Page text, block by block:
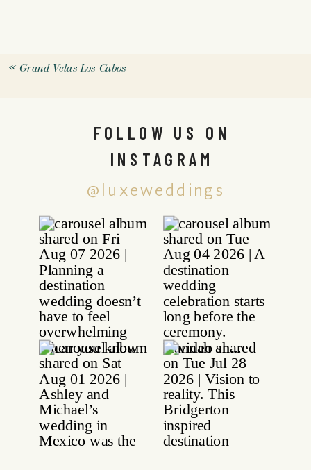
«Grand Velas Los Cabos
@luxeweddings
FOLLOW US ON
INSTAGRAM